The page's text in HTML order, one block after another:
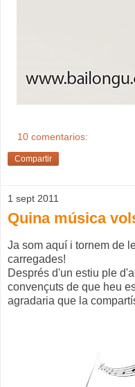
10 comentarios:
Compartir
1 sept 2011
Quina música
Ja som aquí i tornem de
carregades!
Després d'un estiu ple
convençuts de que heu
agradaria que la